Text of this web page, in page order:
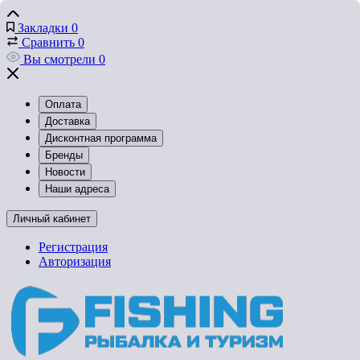
Закладки 0
Сравнить 0
Вы смотрели 0
Оплата
Доставка
Дисконтная программа
Бренды
Новости
Наши адреса
Личный кабинет
Регистрация
Авторизация